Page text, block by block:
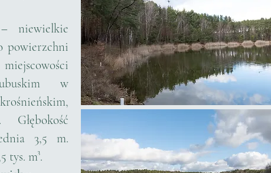
– niewielkie
powierzchni
w
3,5 m.
tys. m³.